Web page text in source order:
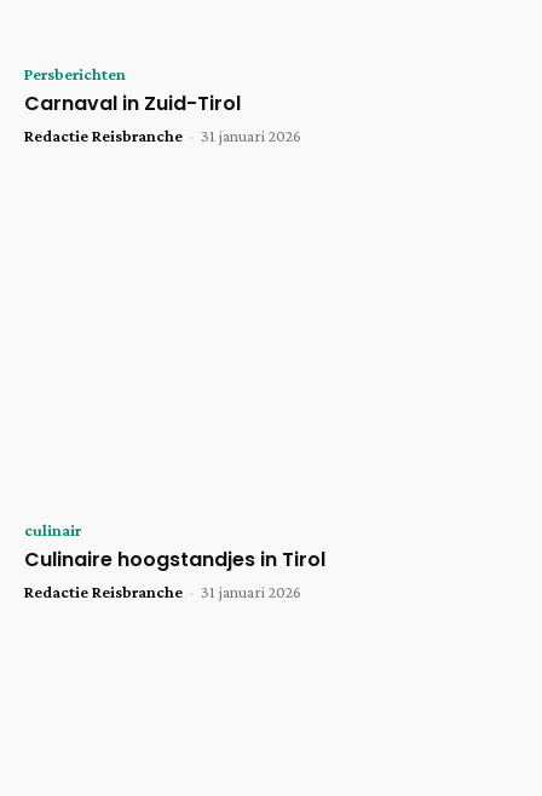
Persberichten
Carnaval in Zuid-Tirol
Redactie Reisbranche - 31 januari 2026
culinair
Culinaire hoogstandjes in Tirol
Redactie Reisbranche - 31 januari 2026